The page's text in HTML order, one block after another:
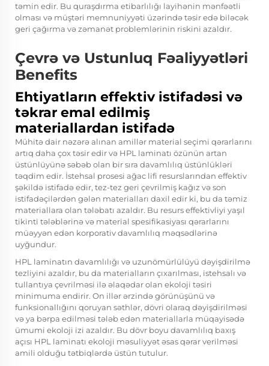
təmin edir. Bu quraşdırma etibarlılığı layihənin mənfəətli
olması və müştəri memnuniyyəti üzərində təsir edə biləcək
geri çağırma və zəmanət problemlərinin riskini azaldır.
Çevrə və Ustunluq Fəaliyyətləri
Benefits
Ehtiyatların effektiv istifadəsi və
təkrar emal edilmiş
materiallardan istifadə
Mühitə dair nəzərə alınan amillər material seçimi qərarlarını
artıq daha çox təsir edir və HPL laminatı özünün artan
üstünlüyünə səbəb olan bir sıra davamlılıq üstünlükləri
təqdim edir. İstehsal prosesi ağac lifi resurslarından effektiv
şəkildə istifadə edir, tez-tez geri çevrilmiş kağız və son
istifadəçilərdən gələn materialları daxil edir ki, bu da təmiz
materiallara olan tələbatı azaldır. Bu resurs effektivliyi yaşıl
tikinti tələblərinə və material spesifikasiyası qərarlarını
müəyyən edən korporativ davamlılıq məqsədlərinə
uyğundur.
HPL laminatın davamlılığı və uzunömürlülüyü dəyişdirilmə
tezliyini azaldır, bu da materialların çıxarılması, istehsalı və
tullantıya çevrilməsi ilə əlaqədar olan ekoloji təsiri
minimuma endirir. On illər ərzində görünüşünü və
funksionallığını qoruyan səthlər, dövri olaraq dəyişdirilməsi
və ya bərpa edilməsi tələb edən materiallarla müqayisədə
ümumi ekoloji izi azaldır. Bu dövr boyu davamlılıq baxış
açısı HPL laminatı ekoloji məsuliyyət əsas qərar verilməsi
amili olduğu tətbiqlərdə üstün tutulur.